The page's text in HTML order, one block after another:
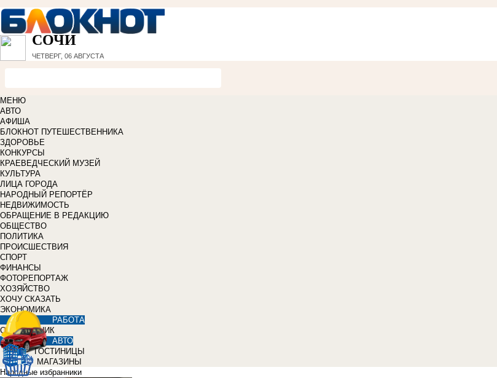
СОЧИ
ЧЕТВЕРГ, 06 АВГУСТА
МЕНЮ
АВТО
АФИША
БЛОКНОТ ПУТЕШЕСТВЕННИКА
ЗДОРОВЬЕ
КОНКУРСЫ
КРАЕВЕДЧЕСКИЙ МУЗЕЙ
КУЛЬТУРА
ЛИЦА ГОРОДА
НАРОДНЫЙ РЕПОРТЁР
НЕДВИЖИМОСТЬ
ОБРАЩЕНИЕ В РЕДАКЦИЮ
ОБЩЕСТВО
ПОЛИТИКА
ПРОИСШЕСТВИЯ
СПОРТ
ФИНАНСЫ
ФОТОРЕПОРТАЖ
ХОЗЯЙСТВО
ХОЧУ СКАЗАТЬ
ЭКОНОМИКА
РАБОТА
СПРАВОЧНИК
АВТО
ГОСТИНИЦЫ
МАГАЗИНЫ
Народные избранники